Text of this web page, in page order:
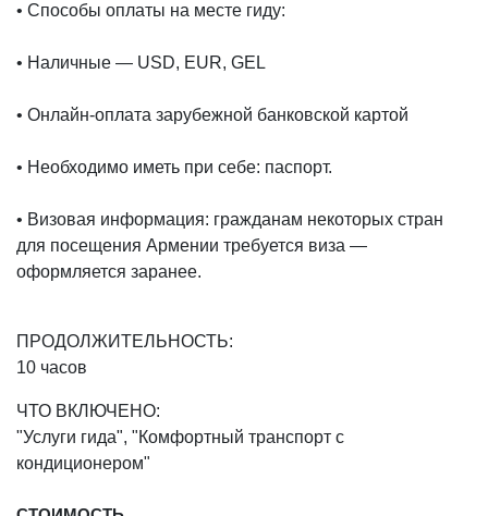
• Способы оплаты на месте гиду:
• Наличные — USD, EUR, GEL
• Онлайн-оплата зарубежной банковской картой
• Необходимо иметь при себе: паспорт.
• Визовая информация: гражданам некоторых стран
для посещения Армении требуется виза —
оформляется заранее.
ПРОДОЛЖИТЕЛЬНОСТЬ:
10 часов
ЧТО ВКЛЮЧЕНО:
"Услуги гида", "Комфортный транспорт с
кондиционером"